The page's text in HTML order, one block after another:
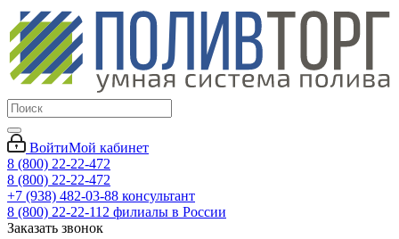
ВойтиМой кабинет
8 (800) 22-22-472
8 (800) 22-22-472
+7 (938) 482-03-88 консультант
8 (800) 22-22-112 филиалы в России
Заказать звонок